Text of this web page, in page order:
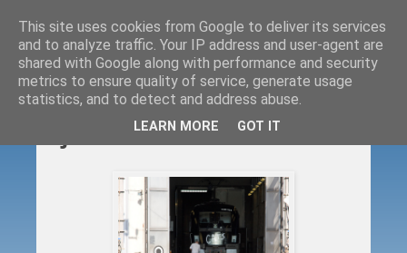
2011. 09. 01.
Újabb Werbelok a láthatáron
This site uses cookies from Google to deliver its services
and to analyze traffic. Your IP address and user-agent are
shared with Google along with performance and security
metrics to ensure quality of service, generate usage
statistics, and to detect and address abuse.
LEARN MORE GOT IT